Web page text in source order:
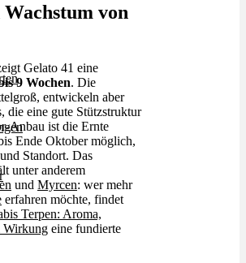
von
Gelato 41 eine
9 Wochen. Die
entwickeln aber
die eine gute Stützstruktur
Anbau ist die Ernte
Ende Oktober möglich,
Standort. Das
unter anderem
und Myrcen: wer mehr
erfahren möchte, findet
Terpen: Aroma,
Wirkung eine fundierte